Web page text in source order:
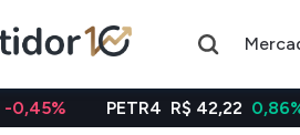
R$ 42,22 0,86% VALE3